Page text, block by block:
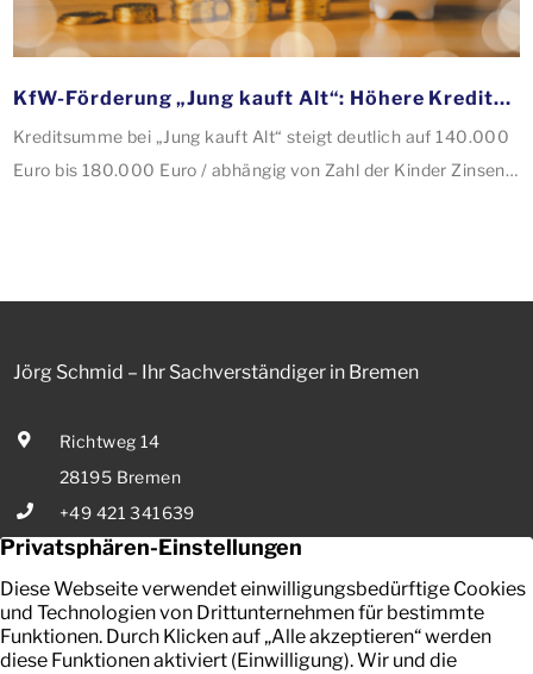
KfW-Förderung „Jung kauft Alt“: Höhere Kredite ab August 2026
Kreditsumme bei „Jung kauft Alt“ steigt deutlich auf 140.000
Euro bis 180.000 Euro / abhängig von Zahl der Kinder Zinsen
energetischer Sanierung binnen 54 Monaten nach
Jörg Schmid – Ihr Sachverständiger in Bremen
Richtweg 14
28195 Bremen
+49 421 341639
E-Mail senden
Ihr zuverlässiger Partner in Bremen für die Bewertung von
bebauten und unbebauten Grundstücken, Mieten und Pachten.